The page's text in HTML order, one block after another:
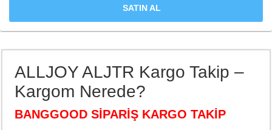
SATIN AL
ALLJOY ALJTR Kargo Takip –
Kargom Nerede?
BANGGOOD SİPARİŞ KARGO TAKİP